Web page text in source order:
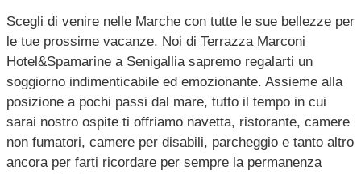
Scegli di venire nelle Marche con tutte le sue bellezze per
le tue prossime vacanze. Noi di Terrazza Marconi
Hotel&Spamarine a Senigallia sapremo regalarti un
soggiorno indimenticabile ed emozionante. Assieme alla
posizione a pochi passi dal mare, tutto il tempo in cui
sarai nostro ospite ti offriamo navetta, ristorante, camere
non fumatori, camere per disabili, parcheggio e tanto altro
ancora per farti ricordare per sempre la permanenza